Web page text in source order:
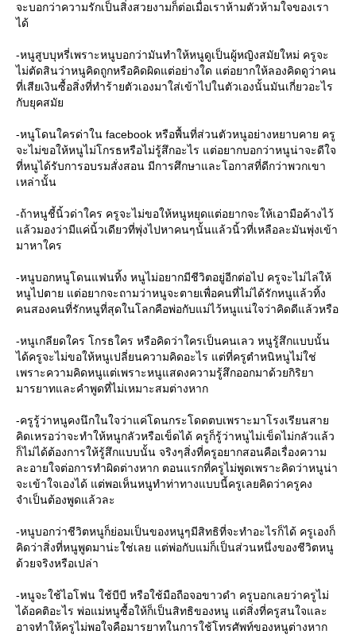
จะบอกว่าความรักเป็นสิ่งสวยงามก็ต่อเมื่อเราห้ามตัวห้ามใจของเรา
ได้
-หนูสูบบุหรี่เพราะหนูบอกว่ามันทำให้หนูดูเป็นผู้หญิงสมัยใหม่ ครูจะ
ไม่ตัดสินว่าหนูคิดถูกหรือคิดผิดแต่อย่างใด แต่อยากให้ลองคิดดูว่าคน
ที่เสียเงินซื้อสิ่งที่ทำร้ายตัวเองมาใส่เข้าไปในตัวเองนั้นมันเกี่ยวอะไร
กับยุคสมั
-หนูโดนใครด่าใน facebook หรือพื้นที่ส่วนตัวหนูอย่างหยาบคาย ครู
จะไม่ขอให้หนูไม่โกรธหรือไม่รู้สึกอะไร แต่อยากบอกว่าหนูน่าจะดีใจ
ที่หนูได้รับการอบรมสั่งสอน มีการศึกษาและโอกาสที่ดีกว่าพวกเขา
เหล่านั้น
-ถ้าหนูชี้นิ้วด่าใคร ครูจะไม่ขอให้หนูหยุดแต่อยากจะให้เอามือค้างไว้
ล้วมองว่ามีแค่นิ้วเดียวที่พุ่งไปหาคนๆนั้นแล้วนิ้วที่เหลือละมันพุ่งเข้า
มาหาใคร
-หนูบอกหนูโดนแฟนทิ้ง หนูไม่อยากมีชีวิตอยู่อีกต่อไป ครูจะไม่ไล่ให้
หนูไปตาย แต่อยากจะถามว่าหนูจะตายเพื่อคนที่ไม่ได้รักหนูแล้วทิ้ง
คนสองคนที่รักหนูที่สุดในโลกคือพ่อกับแม่ไว้หนูแน่ใจว่าคิดดีแล้วหรือ
-หนูเกลียดใคร โกรธใคร หรือคิดว่าใครเป็นคนเลว หนูรู้สึกแบบนั้น
ได้ครูจะไม่ขอให้หนูเปลี่ยนความคิดอะไร แต่ที่ครูตำหนิหนูไม่ใช่
เพราะความคิดหนูแต่เพราะหนูแสดงความรู้สึกออกมาด้วยกิริยา
มารยาทและคำพูดที่ไม่เหมาะสมต่างหาก
-ครูรู้ว่าหนูคงนึกในใจว่าแค่โดนกระโดดตบเพราะมาโรงเรียนสา
คิดเหรอว่าจะทำให้หนูกลัวหรือเข็ดได้ ครูก็รู้ว่าหนูไม่เข็ดไม่กลัวแล้ว
ก็ไม่ได้ต้องการให้รู้สึกแบบนั้น จริงๆสิ่งที่ครูอยากสอนคือเรื่องความ
ละอายใจต่อการทำผิดต่างหาก ตอนแรกที่ครูไม่พูดเพราะคิดว่าหนูน่า
จะเข้าใจเองได้ แต่พอเห็นหนูทำท่าทางแบบนี้ครูเลยคิดว่าครูคง
จำเป็นต้องพูดแล้วละ
-หนูบอกว่าชีวิตหนูก็ย่อมเป็นของหนูๆมีสิทธิที่จะทำอะไรก็ได้ ครูเองก็
คิดว่าสิ่งที่หนูพูดมาน่ะใช่เลย แต่พ่อกับแม่ก็เป็นส่วนหนึ่งของชีวิตหนู
ด้วยจริงหรือเปล่า
-หนูจะใช้ไอโฟน ใช้บีบี หรือใช้มือถือจอขาวดำ ครูบอกเลยว่าครูไม่
ได้อคติอะไร พ่อแม่หนูซื้อให้ก็เป็นสิทธิของหนู แต่สิ่งที่ครูสนใจและ
อาจทำให้ครูไม่พอใจคือมารยาทในการใช้โทรศัพท์ของหนูต่างหาก